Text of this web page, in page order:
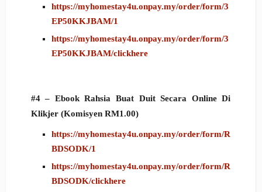
https://myhomestay4u.onpay.my/order/form/3
EP50KKJBAM/1
https://myhomestay4u.onpay.my/order/form/3
EP50KKJBAM/clickhere
#4 – Ebook Rahsia Buat Duit Secara Online Di
Klikjer (Komisyen RM1.00)
https://myhomestay4u.onpay.my/order/form/R
BDSODK/1
https://myhomestay4u.onpay.my/order/form/R
BDSODK/clickhere